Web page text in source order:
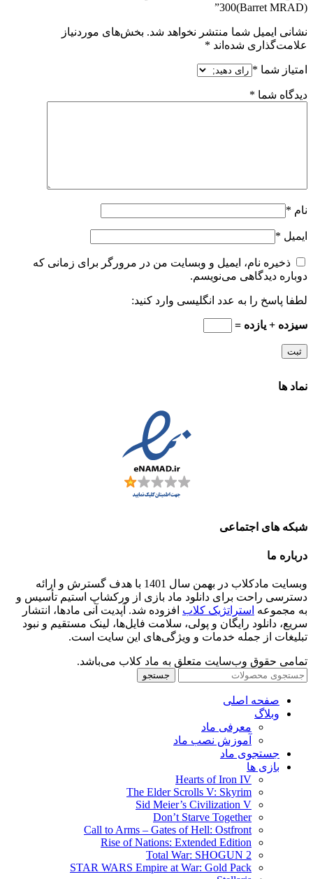
300(Barret MRAD)”
نشانی ایمیل شما منتشر نخواهد شد. بخش‌های موردنیاز
علامت‌گذاری شده‌اند *
امتیاز شما *
دیدگاه شما *
نام *
ایمیل *
ذخیره نام، ایمیل و وبسایت من در مرورگر برای زمانی که
دوباره دیدگاهی می‌نویسم.
لطفا پاسخ را به عدد انگلیسی وارد کنید:
سیزده + یازده =
نماد ها
شبکه های اجتماعی
درباره ما
وبسایت مادکلاب در بهمن سال 1401 با هدف گسترش و ارائه
دسترسی راحت برای دانلود ماد بازی از ورکشاپ استیم تأسیس و
به مجموعه استراتژیک کلاب افزوده شد. آپدیت آنی مادها، انتشار
سریع، دانلود رایگان و پولی، سلامت فایل‌ها، لینک مستقیم و نبود
تبلیغات از جمله خدمات و ویژگی‌های این سایت است.
تمامی حقوق وب‌سایت متعلق به ماد کلاب می‌باشد.
جستجو
صفحه اصلی
وبلاگ
معرفی ماد
آموزش نصب ماد
جستجوی ماد
بازی ها
Hearts of Iron IV
The Elder Scrolls V: Skyrim
Sid Meier’s Civilization V
Don’t Starve Together
Call to Arms – Gates of Hell: Ostfront
Rise of Nations: Extended Edition
Total War: SHOGUN 2
STAR WARS Empire at War: Gold Pack